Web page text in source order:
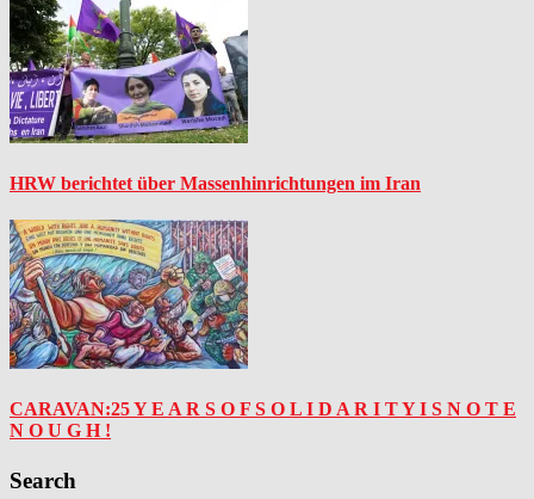
HRW berichtet über Massenhinrichtungen im Iran
CARAVAN:25 Y E A R S O F S O L I D A R I T Y I S N O T E
N O U G H !
Search